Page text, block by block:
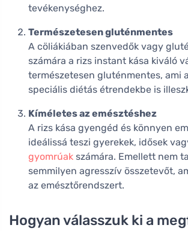
tevékenységhez.
Természetesen gluténmentes
A cöliákiában szenvedők vagy
számára a rizs instant kása kiváló
természetesen gluténmentes, ami
speciális diétás étrendekbe is
Kíméletes az emésztéshez
A rizs kása gyengéd és könnyen
ideálissá teszi gyerekek, idősek
gyomrúak számára. Emellett nem
semmilyen agresszív összetevőt,
az emésztőrendszert.
Hogyan válasszuk ki a